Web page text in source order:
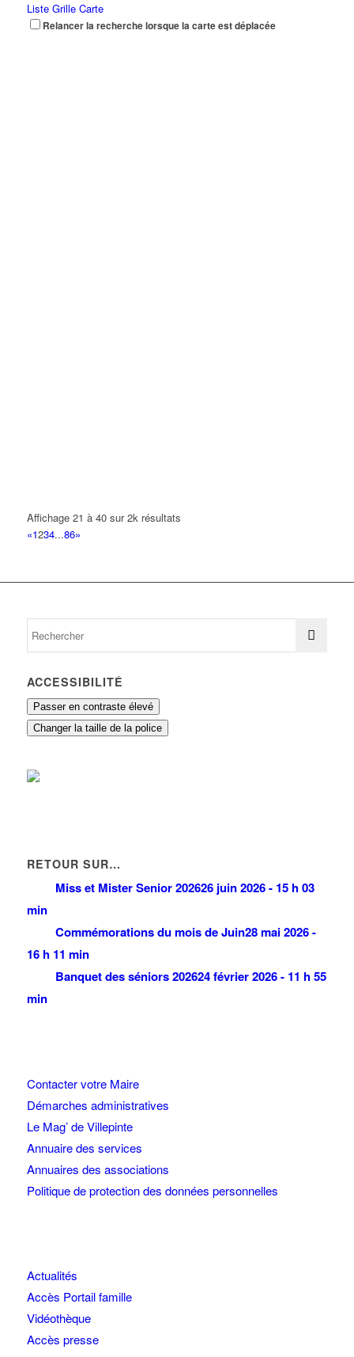
Liste Grille Carte
Relancer la recherche lorsque la carte est déplacée
Affichage 21 à 40 sur 2k résultats
«1234...86»
ACCESSIBILITÉ
Passer en contraste élevé
Changer la taille de la police
RETOUR SUR…
Miss et Mister Senior 202626 juin 2026 - 15 h 03
min
Commémorations du mois de Juin28 mai 2026 -
16 h 11 min
Banquet des séniors 202624 février 2026 - 11 h 55
min
Contacter votre Maire
Démarches administratives
Le Mag’ de Villepinte
Annuaire des services
Annuaires des associations
Politique de protection des données personnelles
Actualités
Accès Portail famille
Vidéothèque
Accès presse